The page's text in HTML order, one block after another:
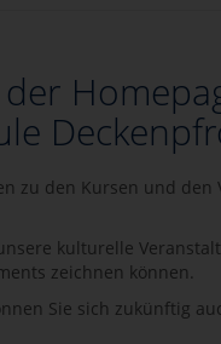
zu den Kursen und den
kulturelle
zeichnen können.
Sie sich zukünftig